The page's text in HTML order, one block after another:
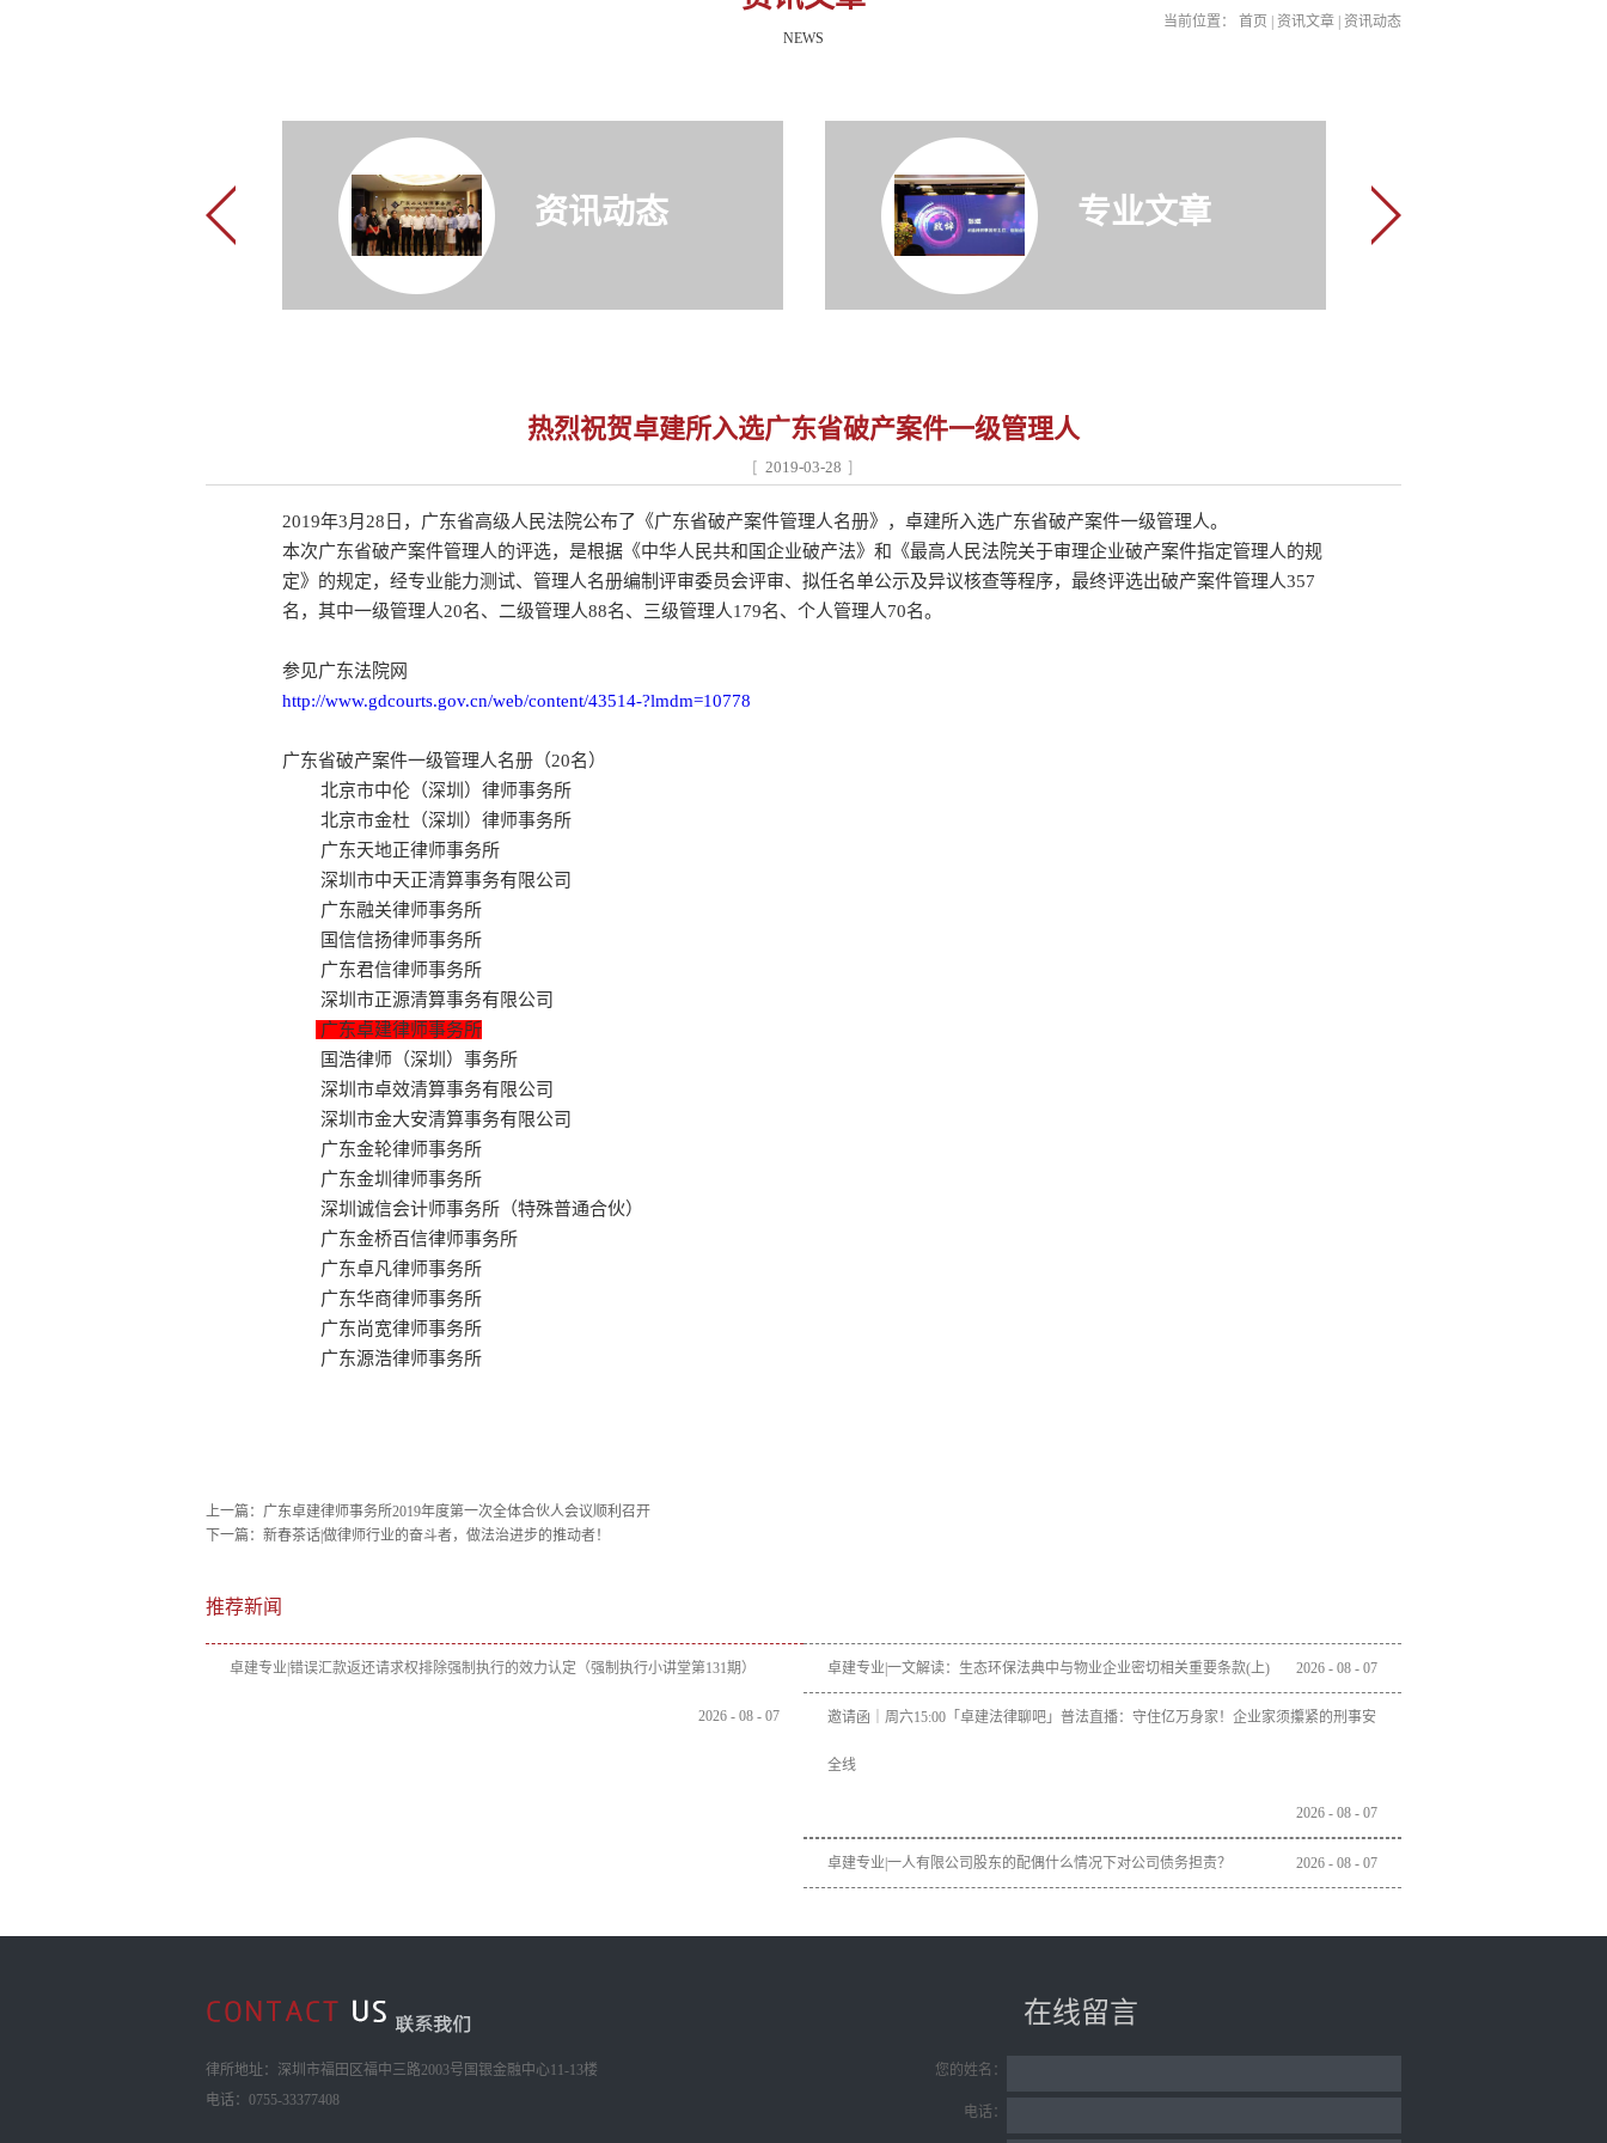
NEWS
当前位置： 首页 资讯文章 资讯动态
资讯动态 专业文章
热烈祝贺卓建所入选广东省破产案件一级管理人
2019-03-28
2019年3月28日，广东省高级人民法院公布了《广东省破产案件管理人名册》，卓建所入选广东省破产案件一级管理人。
本次广东省破产案件管理人的评选，是根据《中华人民共和国企业破产法》和《最高人民法院关于审理企业破产案件指定管理人的规
定》的规定，经专业能力测试、管理人名册编制评审委员会评审、拟任名单公示及异议核查等程序，最终评选出破产案件管理人357
名，其中一级管理人20名、二级管理人88名、三级管理人179名、个人管理人70名。
参见广东法院网
http://www.gdcourts.gov.cn/web/content/43514-?lmdm=10778
广东省破产案件一级管理人名册（20名）
北京市中伦（深圳）律师事务所
北京市金杜（深圳）律师事务所
广东天地正律师事务所
深圳市中天正清算事务有限公司
广东融关律师事务所
国信信扬律师事务所
广东君信律师事务所
深圳市正源清算事务有限公司
广东卓建律师事务所
国浩律师（深圳）事务所
深圳市卓效清算事务有限公司
深圳市金大安清算事务有限公司
广东金轮律师事务所
广东金圳律师事务所
深圳诚信会计师事务所（特殊普通合伙）
广东金桥百信律师事务所
广东卓凡律师事务所
广东华商律师事务所
广东尚宽律师事务所
广东源浩律师事务所
上一篇： 广东卓建律师事务所2019年度第一次全体合伙人会议顺利召开
下一篇： 新春茶话|做律师行业的奋斗者，做法治进步的推动者！
推荐新闻
卓建专业|错误汇款返还请求权排除强制执行的效力认定（强制执行小讲堂第131期）
2026 - 08 - 07
卓建专业|一文解读：生态环保法典中与物业企业密切相关重要条款(上) 2026 - 08 - 07
邀请函｜周六15:00「卓建法律聊吧」普法直播：守住亿万身家！企业家须攥紧的刑事安
全线
2026 - 08 - 07
卓建专业|一人有限公司股东的配偶什么情况下对公司债务担责？ 2026 - 08 - 07
律所地址：深圳市福田区福中三路2003号国银金融中心11-13楼
电话：0755-33377408
您的姓名：
电话：
在线留言